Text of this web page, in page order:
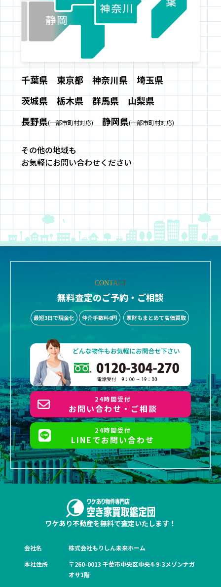
千葉県 東京都 神奈川県
埼玉県
茨城県
栃木県 群馬県
山梨県
長野県(一部市町村対応) 静岡県(一部市町村対応)
その他の地域も
お気軽にお問い合わせください
CONTACT
無料査定のご予約・ご相談
最短3日で現金化 仲介手数料0円 家財もまとめて高価買取
24時間受付
お問い合わせ・ご相談
24時間受付
LINEでお問い合わせ
ワケあり不動産を無料で査定いたします！
会社名
株式会社もりしん未来ホーム
本社住所
〒260-0013 千葉市中央区中央4-9-3メゾンナガ
オサ1階